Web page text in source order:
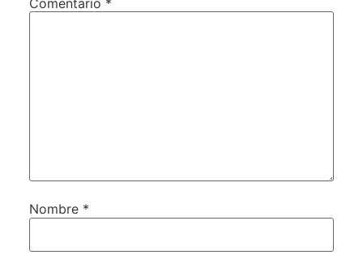
Comentario *
Nombre *